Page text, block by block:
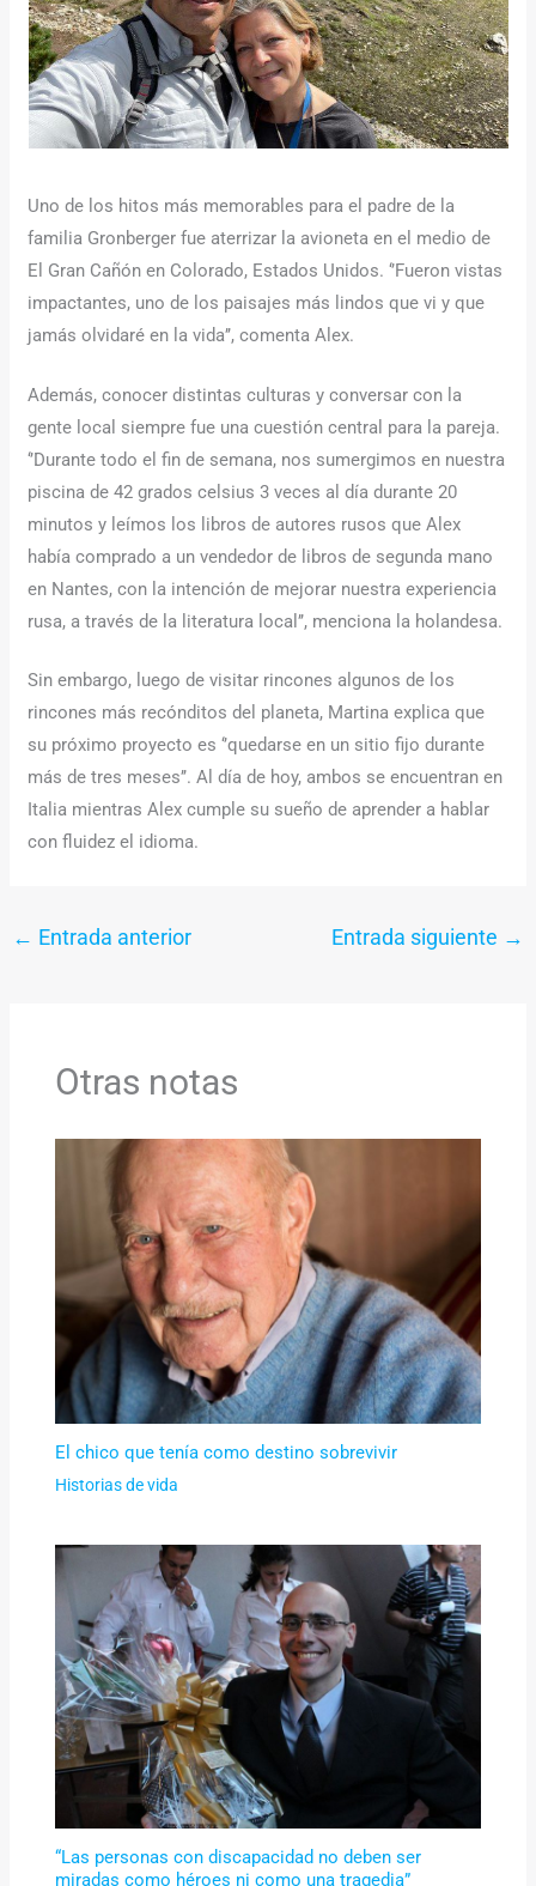
Uno de los hitos más memorables para el padre de la
familia Gronberger fue aterrizar la avioneta en el medio de
El Gran Cañón en Colorado, Estados Unidos. ‘’Fueron vistas
impactantes, uno de los paisajes más lindos que vi y que
jamás olvidaré en la vida’’, comenta Alex.
Además, conocer distintas culturas y conversar con la
gente local siempre fue una cuestión central para la pareja.
‘’Durante todo el fin de semana, nos sumergimos en nuestra
piscina de 42 grados celsius 3 veces al día durante 20
minutos y leímos los libros de autores rusos que Alex
había comprado a un vendedor de libros de segunda mano
en Nantes, con la intención de mejorar nuestra experiencia
rusa, a través de la literatura local’’, menciona la holandesa.
Sin embargo, luego de visitar rincones algunos de los
rincones más recónditos del planeta, Martina explica que
su próximo proyecto es ‘’quedarse en un sitio fijo durante
más de tres meses’’. Al día de hoy, ambos se encuentran en
Italia mientras Alex cumple su sueño de aprender a hablar
con fluidez el idioma.
← Entrada anterior Entrada siguiente →
Otras notas
El chico que tenía como destino sobrevivir
Historias de vida
“Las personas con discapacidad no deben ser
miradas como héroes ni como una tragedia”